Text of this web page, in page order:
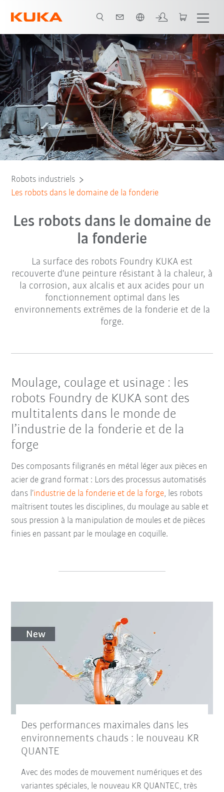
Poignet Foundry Types de robot Robots sur console
Robots industriels
Les robots dans le domaine de la fonderie
Les robots dans le domaine de
la fonderie
La surface des robots Foundry KUKA est
recouverte d'une peinture résistant à la chaleur, à
la corrosion, aux alcalis et aux acides pour un
fonctionnement optimal dans les
environnements extrêmes de la fonderie et de la
forge.
Moulage, coulage et usinage : les
robots Foundry de KUKA sont des
multitalents dans le monde de
l’industrie de la fonderie et de la
forge
Des composants filigranés en métal léger aux pièces en
acier de grand format : Lors des processus automatisés
dans l’industrie de la fonderie et de la forge, les robots
maîtrisent toutes les disciplines, du moulage au sable et
sous pression à la manipulation de moules et de pièces
finies en passant par le moulage en coquille.
Des performances maximales dans les
environnements chauds : le nouveau KR
QUANTE
Avec des modes de mouvement numériques et des
variantes spéciales, le nouveau KR QUANTEC, très